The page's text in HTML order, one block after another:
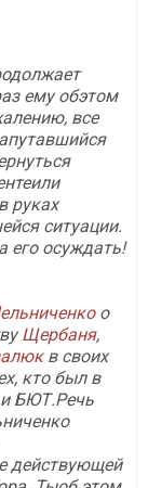
ему обэтом
все
руках
ситуации.
его осуждать!
о
Щербаня,
в своих
кто был в
и БЮТ.Речь
действующей